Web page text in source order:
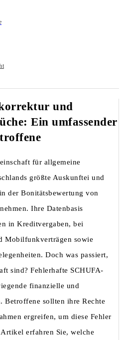
und
Ein umfassender
für allgemeine
größte Auskunftei und
der Bonitätsbewertung von
Ihre Datenbasis
in Kreditvergaben, bei
Mobilfunkverträgen sowie
Doch was passiert,
sind? Fehlerhafte SCHUFA-
finanzielle und
Betroffene sollten ihre Rechte
ergreifen, um diese Fehler
erfahren Sie, welche